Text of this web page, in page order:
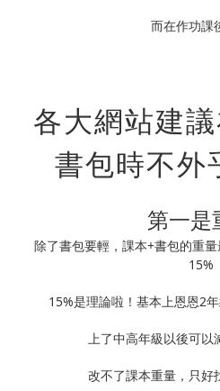
而在作功課
各大網站建
書包時不外
第一是
除了書包要輕，課本+書包的重
15%
15%是理論啦！基本上恩恩2
上了中高年級以後可以
改不了課本重量，只好